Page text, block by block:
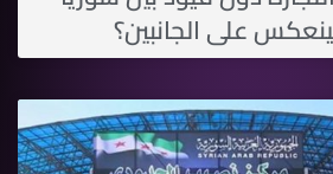
على الجانبين؟